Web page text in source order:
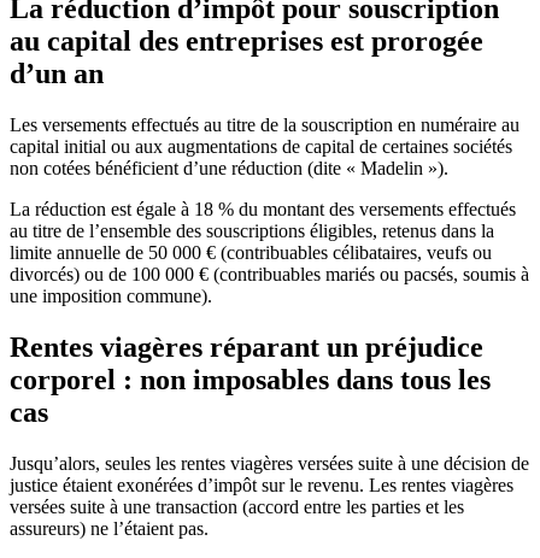
La réduction d’impôt pour souscription
au capital des entreprises est prorogée
d’un an
Les versements effectués au titre de la souscription en numéraire au
capital initial ou aux augmentations de capital de certaines sociétés
non cotées bénéficient d’une réduction (dite « Madelin »).
La réduction est égale à 18 % du montant des versements effectués
au titre de l’ensemble des souscriptions éligibles, retenus dans la
limite annuelle de 50 000 € (contribuables célibataires, veufs ou
divorcés) ou de 100 000 € (contribuables mariés ou pacsés, soumis à
une imposition commune).
Rentes viagères réparant un préjudice
corporel : non imposables dans tous les
cas
Jusqu’alors, seules les rentes viagères versées suite à une décision de
justice étaient exonérées d’impôt sur le revenu. Les rentes viagères
versées suite à une transaction (accord entre les parties et les
assureurs) ne l’étaient pas.